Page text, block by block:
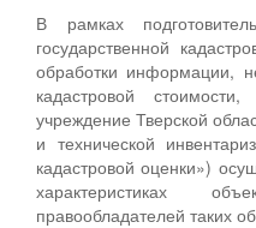
В рамках
государственной
обработки информации,
кадастровой
учреждение Тверской
и технической
кадастровой оценки»)
характеристиках
правообладателей таких